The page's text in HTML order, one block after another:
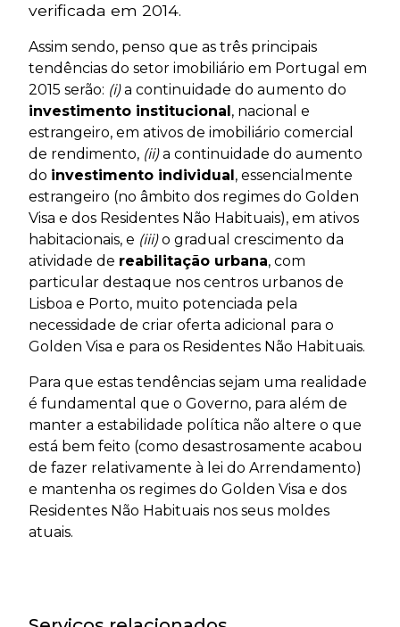
verificada em 2014.
Assim sendo, penso que as três principais
tendências do setor imobiliário em Portugal em
2015 serão: (i)a continuidade do aumento do
investimento institucional, nacional e
estrangeiro, em ativos de imobiliário comercial
de rendimento, (ii)a continuidade do aumento
do investimento individual, essencialmente
estrangeiro (no âmbito dos regimes do Golden
Visa e dos Residentes Não Habituais), em ativos
habitacionais, e (iii)o gradual crescimento da
atividade de reabilitação urbana, com
particular destaque nos centros urbanos de
Lisboa e Porto, muito potenciada pela
necessidade de criar oferta adicional para o
Golden Visa e para os Residentes Não Habituais.
Para que estas tendências sejam uma realidade
é fundamental que o Governo, para além de
manter a estabilidade política não altere o que
está bem feito (como desastrosamente acabou
de fazer relativamente à lei do Arrendamento)
e mantenha os regimes do Golden Visa e dos
Residentes Não Habituais nos seus moldes
atuais.